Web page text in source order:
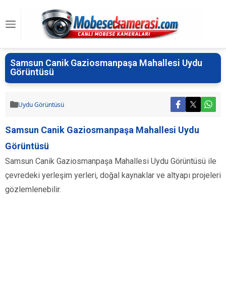
Samsun Canik Gaziosmanpaşa Mahallesi Uydu
Görüntüsü
Uydu Görüntüsü
Samsun Canik Gaziosmanpaşa Mahallesi Uydu
Görüntüsü
Samsun Canik Gaziosmanpaşa Mahallesi Uydu Görüntüsü ile
çevredeki yerleşim yerleri, doğal kaynaklar ve altyapı projeleri
gözlemlenebilir.